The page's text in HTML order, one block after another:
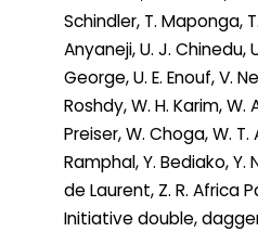
Schindler, T. Maponga,
Anyaneji, U. J. Chinedu,
George, U. E. Enouf, V.
Roshdy, W. H. Karim, W.
Preiser, W. Choga, W. T.
Ramphal, Y. Bediako, Y.
de Laurent, Z. R. Africa
Initiative double, dagger